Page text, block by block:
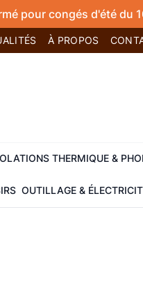
pour congés d'été du
À PROPOS
THERMIQUE &
OUTILLAGE &